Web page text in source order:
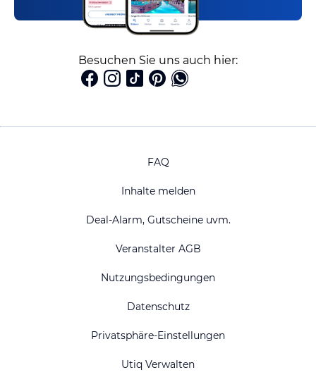
Besuchen Sie uns auch hier:
FAQ
Inhalte melden
Deal-Alarm, Gutscheine uvm.
Veranstalter AGB
Nutzungsbedingungen
Datenschutz
Privatsphäre-Einstellungen
Utiq Verwalten